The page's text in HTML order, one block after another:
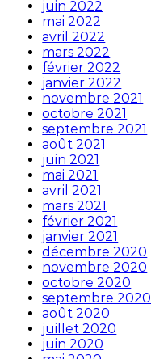
juin 2022
mai 2022
avril 2022
mars 2022
février 2022
janvier 2022
novembre 2021
octobre 2021
septembre 2021
août 2021
juin 2021
mai 2021
avril 2021
mars 2021
février 2021
janvier 2021
décembre 2020
novembre 2020
octobre 2020
septembre 2020
août 2020
juillet 2020
juin 2020